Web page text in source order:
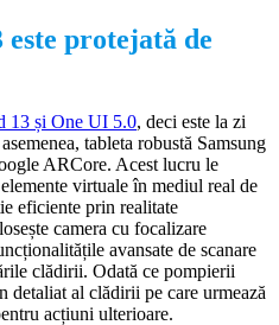
protejată de
13 și One UI 5.0, deci este la zi
tableta robustă Samsung
ARCore. Acest lucru le
virtuale în mediul real de
eficiente prin realitate
camera cu focalizare
avansate de scanare
clădirii. Odată ce pompierii
detaliat al clădirii pe care urmează
acțiuni ulterioare.